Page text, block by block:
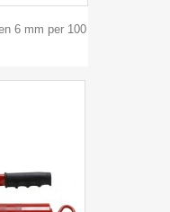
6 mm per 100